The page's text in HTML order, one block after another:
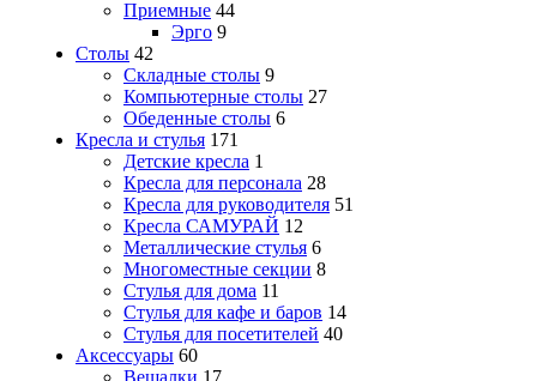
Приемные 44
Эрго 9
Столы 42
Складные столы 9
Компьютерные столы 27
Обеденные столы 6
Кресла и стулья 171
Детские кресла 1
Кресла для персонала 28
Кресла для руководителя 51
Кресла САМУРАЙ 12
Металлические стулья 6
Многоместные секции 8
Стулья для дома 11
Стулья для кафе и баров 14
Стулья для посетителей 40
Аксессуары 60
Вешалки 17